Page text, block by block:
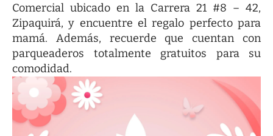
Comercial ubicado en la Carrera 21 #8 – 42,
Zipaquirá, y encuentre el regalo perfecto para
mamá. Además, recuerde que cuentan con
parqueaderos totalmente gratuitos para su
comodidad.